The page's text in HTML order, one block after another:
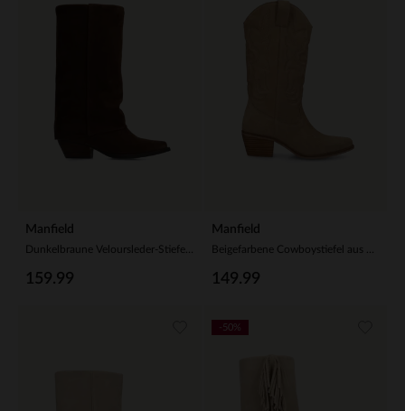
Manfield
159.99
Manfield
149.99
-50%